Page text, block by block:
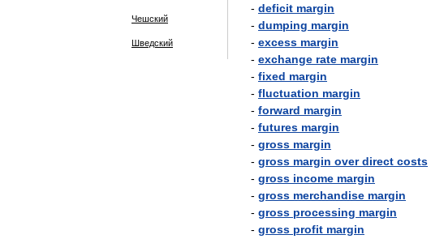
Чешский
Шведский
- deficit margin
- dumping margin
- excess margin
- exchange rate margin
- fixed margin
- fluctuation margin
- forward margin
- futures margin
- gross margin
- gross margin over direct costs
- gross income margin
- gross merchandise margin
- gross processing margin
- gross profit margin